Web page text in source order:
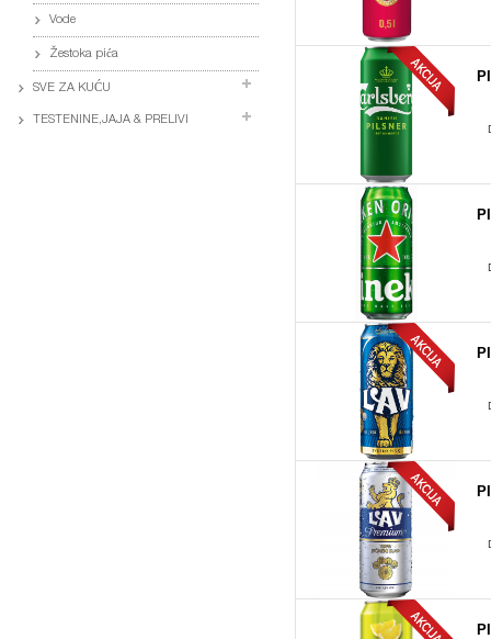
Vode
Žestoka pića
SVE ZA KUĆU
TESTENINE,JAJA & PRELIVI